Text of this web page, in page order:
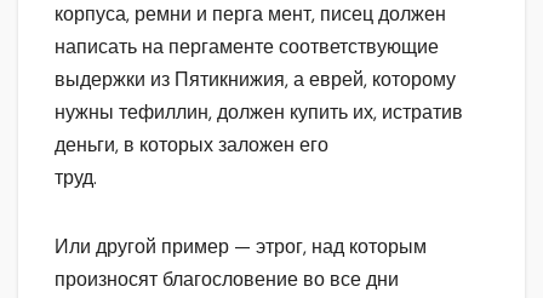
корпуса, ремни и перга мент, писец должен
написать на пергаменте соответствующие
выдержки из Пятикнижия, а еврей, которому
нужны тефиллин, должен купить их, истратив
деньги, в которых заложен его
труд.
Или другой пример — этрог, над которым
произносят благословение во все дни